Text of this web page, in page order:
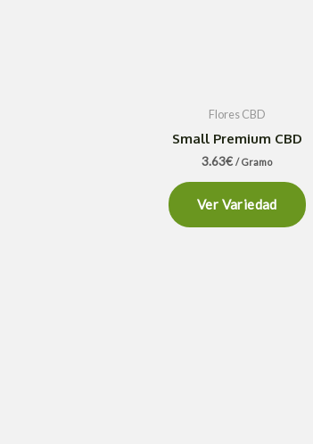
Flores CBD
Small Premium CBD
3.63€ / Gramo
Ver Variedad